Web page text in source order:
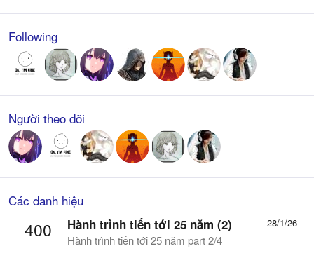
Following
Người theo dõi
Các danh hiệu
400 28/1/26
Hành trình tiến tới 25 năm (2)
Hành trình tiến tới 25 năm part 2/4